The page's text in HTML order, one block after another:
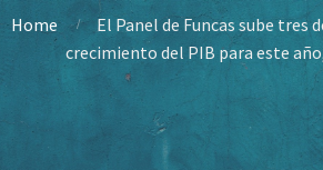
Home
El Panel de Funcas sube tres
crecimiento del PIB para este